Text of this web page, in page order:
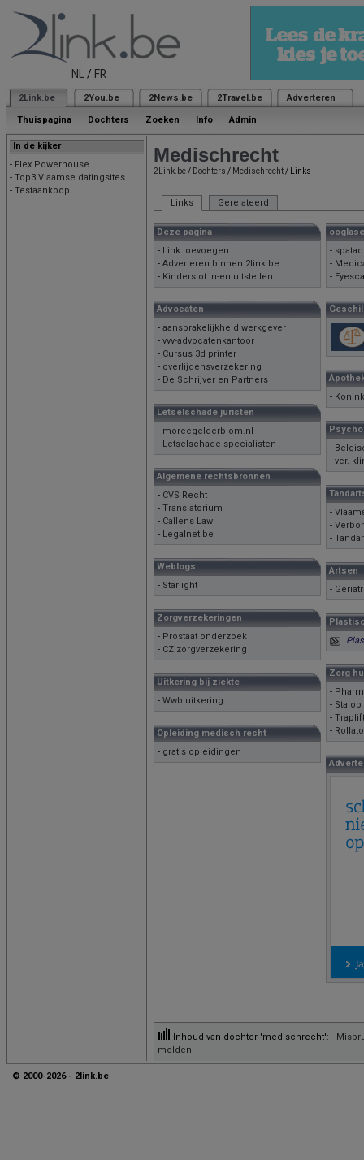
NL / FR
2Link.be 2You.be 2News.be 2Travel.be Adverteren
Thuispagina Dochters Zoeken Info Admin
In de kijker
- Flex Powerhouse
- Top3 Vlaamse datingsites
- Testaankoop
Medischrecht
2Link.be/ Dochters / Medischrecht/ Links
Links Gerelateerd
Deze pagina
- Link toevoegen
- Adverteren binnen 2link.be
- Kinderslot in-en uitstellen
Advocaten
- aansprakelijkheid werkgever
- vvv-advocatenkantoor
- Cursus 3d printer
- overlijdensverzekering
- De Schrijver en Partners
Letselschade juristen
- moreegelderblom.nl
- Letselschade specialisten
Algemene rechtsbronnen
- CVS Recht
- Translatorium
- Callens Law
- Legalnet.be
Weblogs
- Starlight
Zorgverzekeringen
- Prostaat onderzoek
- CZ zorgverzekering
Uitkering bij ziekte
- Wwb uitkering
Opleiding medisch recht
- gratis opleidingen
-
-
-
-
-
- ver.
-
-
-
Artsen
-
Zorg
-
- Sta
- Traplift
-
Inhoud van dochter 'medischrecht': -
melden
© 2000-2026 - 2link.be